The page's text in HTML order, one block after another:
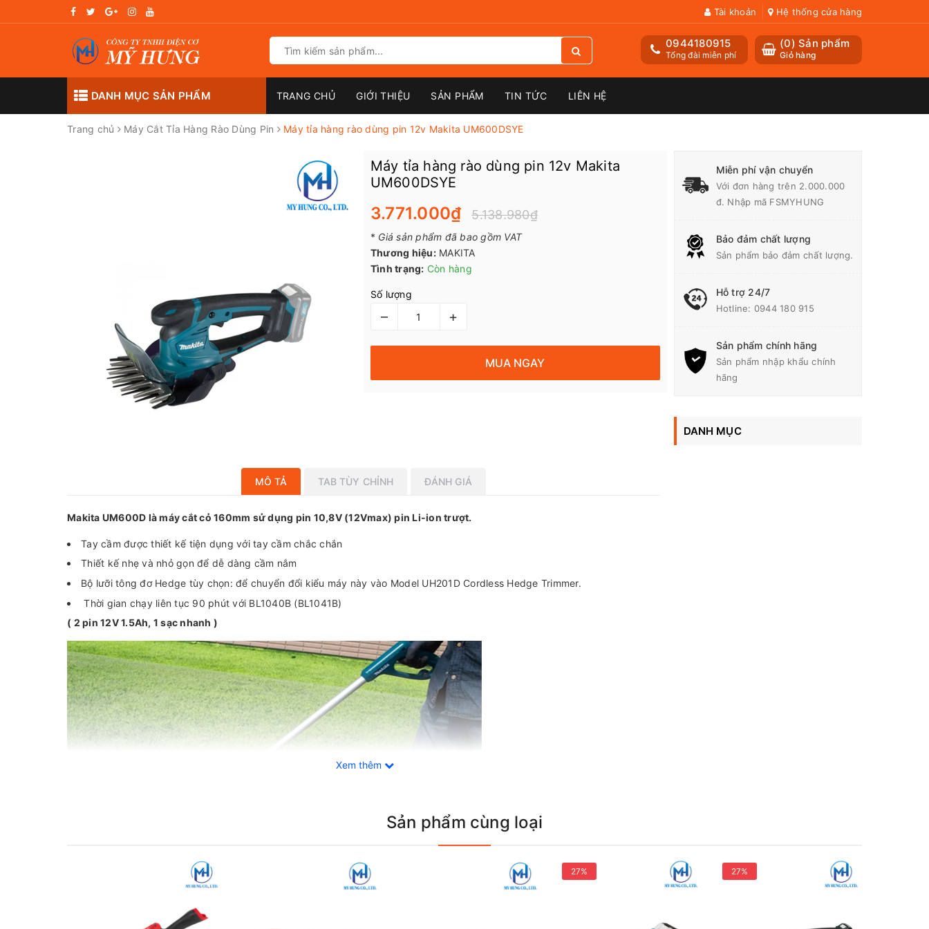
Tài khoản Hệ thống cửa hàng
(0) Sản phẩm
Giỏ hàng
0944180915
Tổng đài miễn phí
DANH MỤC SẢN PHẨM TRANG CHỦ GIỚI THIỆU SẢN PHẨM TIN TỨC LIÊN HỆ
Trang chủ Máy Cắt Tỉa Hàng Rào Dùng Pin Máy tỉa hàng rào dùng pin 12v Makita UM600DSYE
Máy tỉa hàng rào dùng pin 12v Makita
UM600DSYE
3.771.000₫ 5.138.980₫
* Giá sản phẩm đã bao gồm VAT
Thương hiệu: MAKITA
Tình trạng: Còn hàng
Số lượng
– +
MUA NGAY
MÔ TẢ TAB TÙY CHỈNH ĐÁNH GIÁ
Makita UM600D là máy cắt cỏ 160mm sử dụng pin 10,8V (12Vmax) pin Li-ion trượt.
Tay cầm được thiết kế tiện dụng với tay cầm chắc chắn
Thiết kế nhẹ và nhỏ gọn để dễ dàng cầm nắm
Bộ lưỡi tông đơ Hedge tùy chọn: để chuyển đổi kiểu máy này vào Model UH201D Cordless Hedge Trimmer.
Thời gian chạy liên tục 90 phút với BL1040B (BL1041B)
( 2 pin 12V 1.5Ah, 1 sạc nhanh )
Xem thêm
Miễn phí vận chuyển
Với đơn hàng trên 2.000.000
đ. Nhập mã FSMYHUNG
Bảo đảm chất lượng
Sản phẩm bảo đảm chất lượng.
Hỗ trợ 24/7
Hotline: 0944 180 915
Sản phẩm chính hãng
Sản phẩm nhập khẩu chính
hãng
DANH MỤC
Sản phẩm cùng loại
27% 27%